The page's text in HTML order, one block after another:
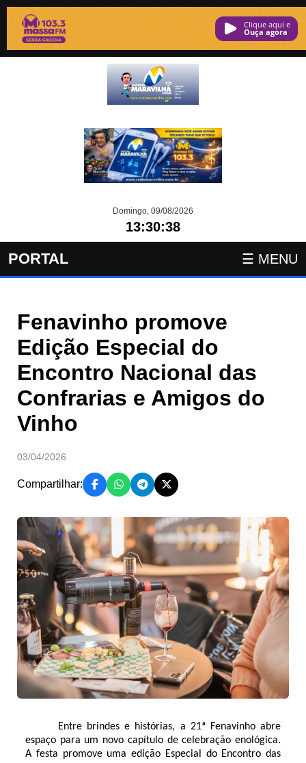
Clique aqui e
ouça agora
Domingo, 09/08/2026
13:30:38
PORTAL ☰ MENU
Fenavinho promove
Edição Especial do
Encontro Nacional das
Confrarias e Amigos do
Vinho
03/04/2026
Compartilhar:
Entre brindes e histórias, a 21ª Fenavinho abre
espaço para um novo capítulo de celebração enológica.
A festa promove uma edição Especial do Encontro das